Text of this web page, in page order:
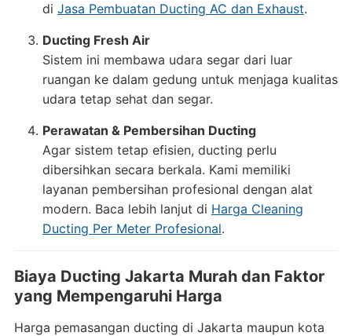
di Jasa Pembuatan Ducting AC dan Exhaust.
Ducting Fresh Air
Sistem ini membawa udara segar dari luar
ruangan ke dalam gedung untuk menjaga kualitas
udara tetap sehat dan segar.
Perawatan & Pembersihan Ducting
Agar sistem tetap efisien, ducting perlu
dibersihkan secara berkala. Kami memiliki
layanan pembersihan profesional dengan alat
modern. Baca lebih lanjut di Harga Cleaning
Ducting Per Meter Profesional.
Biaya Ducting Jakarta Murah dan Faktor
yang Mempengaruhi Harga
Harga pemasangan ducting di Jakarta maupun kota